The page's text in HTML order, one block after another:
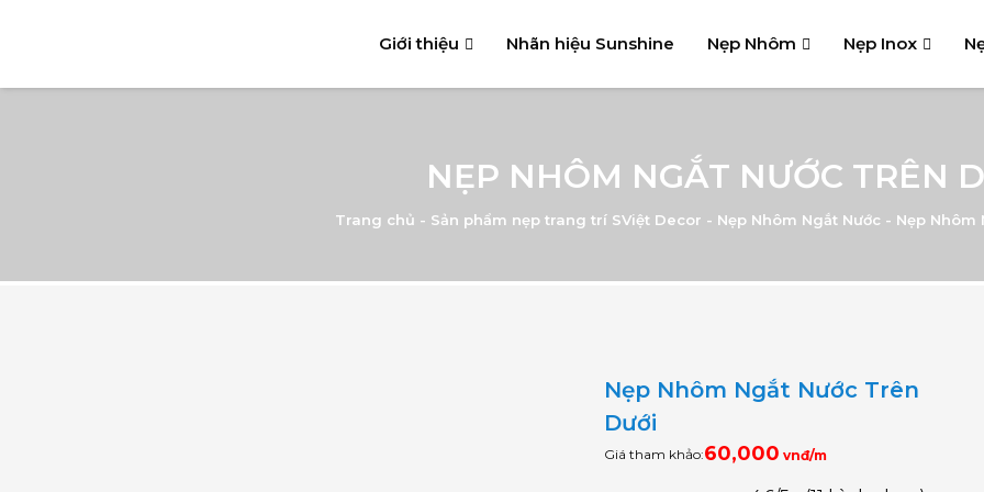
Giới thiệu Nhãn hiệu Sunshine Nẹp Nhôm Nẹp Inox
NẸP NHÔM NGẮT NƯỚC TRÊN
Trang chủ - Sản phẩm nẹp trang trí SViệt Decor - Nẹp Nhôm Ngắt Nước - Nẹp Nhôm
Nẹp Nhôm Ngắt Nước Trên
Dưới
Giá tham khảo:60,000 vnđ/m